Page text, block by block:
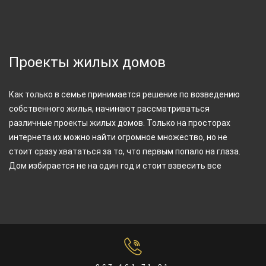
Проекты жилых домов
Как только в семье принимается решение по возведению
собственного жилья, начинают рассматриваться
различные проекты жилых домов. Только на просторах
интернета их можно найти огромное множество, но не
стоит сразу хвататься за то, что первым попало на глаза.
Дом избирается не на один год и стоит взвесить все
показаться, что с ними все хорошо, что все расчеты,
чертежи и описания верны. Но на самом деле так бывает
далеко не всегда и это становится причиной того, что дом